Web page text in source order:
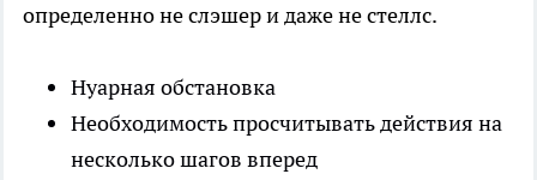
определенно не слэшер и даже не стеллс.
Нуарная обстановка
Необходимость просчитывать действия на
несколько шагов вперед